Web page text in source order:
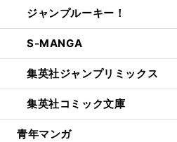
ジャンプルーキー！
S-MANGA
集英社ジャンプリミックス
集英社コミック文庫
青年マンガ